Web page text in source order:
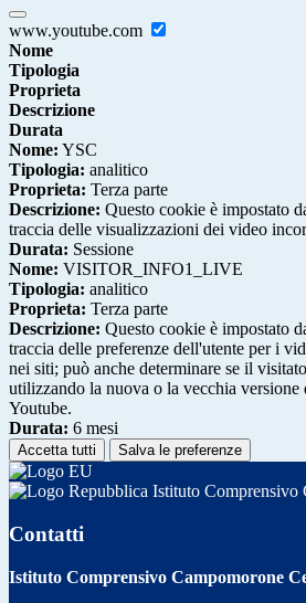
www.youtube.com
Nome
Tipologia
Proprieta
Descrizione
Durata
Nome: YSC
Tipologia: analitico
Proprieta: Terza parte
Descrizione: Questo cookie è impostato
traccia delle visualizzazioni dei video
Durata: Sessione
Nome: VISITOR_INFO1_LIVE
Tipologia: analitico
Proprieta: Terza parte
Descrizione: Questo cookie è impostato
traccia delle preferenze dell'utente per i
nei siti; può anche determinare se il
utilizzando la nuova o la vecchia
Youtube.
Durata: 6 mesi
Accetta tutti Salva le preferenze
Istituto Comprensivo
Contatti
Istituto Comprensivo Campomorone